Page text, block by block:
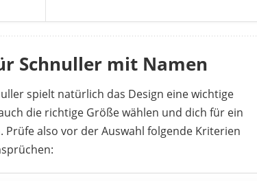
Schnuller mit Namen
spielt natürlich das Design eine wichtige
die richtige Größe wählen und dich für ein
Prüfe also vor der Auswahl folgende Kriterien